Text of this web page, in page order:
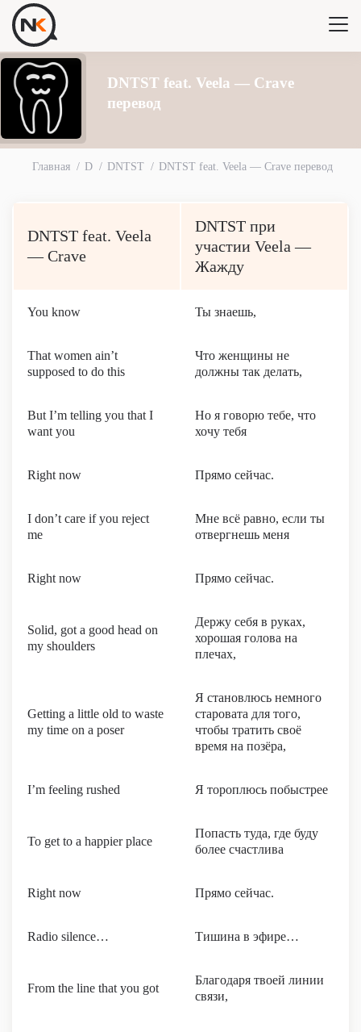
DNTST feat. Veela — Crave
перевод
Главная D DNTST DNTST feat. Veela — Crave перевод
DNTST feat. Veela
— Crave
DNTST при
участии Veela —
Жажду
You know Ты знаешь,
That women ain’t
supposed to do this
Что женщины не
должны так делать,
But I’m telling you that I
want you
Но я говорю тебе, что
хочу тебя
Right now Прямо сейчас.
I don’t care if you reject
me
Мне всё равно, если ты
отвергнешь меня
Right now Прямо сейчас.
Solid, got a good head on
my shoulders
Держу себя в руках,
хорошая голова на
плечах,
Getting a little old to waste
my time on a poser
Я становлюсь немного
старовата для того,
чтобы тратить своё
время на позёра,
I’m feeling rushed Я тороплюсь побыстрее
To get to a happier place
Попасть туда, где буду
более счастлива
Right now Прямо сейчас.
Radio silence… Тишина в эфире…
From the line that you got
Благодаря твоей линии
связи,